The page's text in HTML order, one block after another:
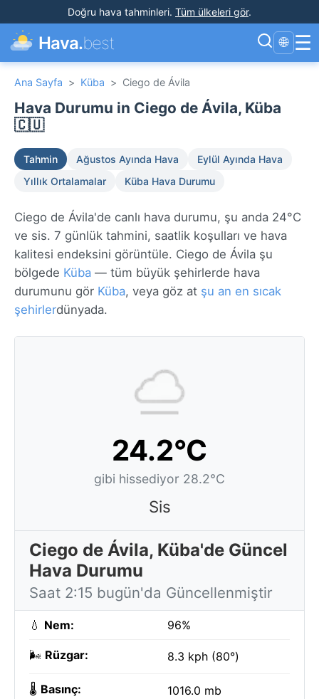
Doğru hava tahminleri. Tüm ülkeleri gör.
Hava.best 🌐 ☰
Ana Sayfa > Küba > Ciego de Ávila
Hava Durumu in Ciego de Ávila, Küba
🇨🇺
Tahmin Ağustos Ayında Hava
Eylül Ayında Hava
Yıllık Ortalamalar
Küba Hava Durumu
Ciego de Ávila'de canlı hava durumu, şu anda 24°C
ve sis. 7 günlük tahmini, saatlik koşulları ve hava
kalitesi endeksini görüntüle. Ciego de Ávila şu
bölgede Küba — tüm büyük şehirlerde hava
durumunu gör Küba, veya göz at şu an en sıcak
şehirlerdünyada.
24.2°C
gibi hissediyor 28.2°C
Sis
Ciego de Ávila, Küba'de Güncel
Hava Durumu
Saat 2:15 bugün'da Güncellenmiştir
💧 Nem: 96%
🌬️ Rüzgar: 8.3 kph (80°)
🌡️ Basınç: 1016.0 mb